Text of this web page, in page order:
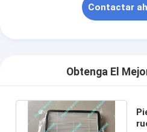
Contactar
Obtenga El